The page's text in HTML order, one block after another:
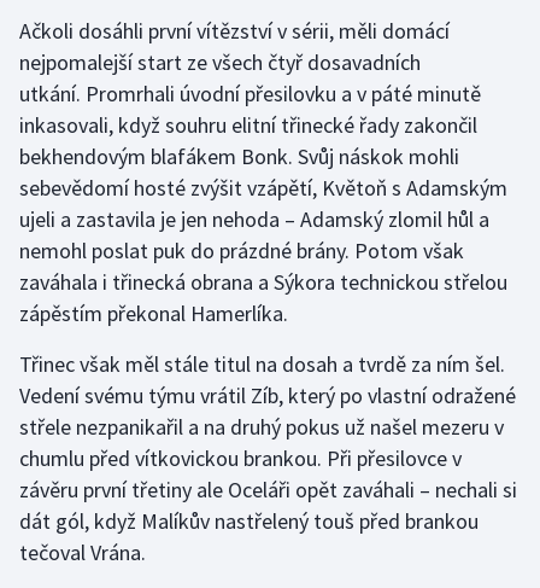
Jezdectví
Judo
Krasobruslení
Lezení
Lyže a snowboard
Moderní pětiboj
Motorsport
Olympijské hry
Parasport
Plavání
Ačkoli dosáhli první vítězství v sérii, měli domácí
nejpomalejší start ze všech čtyř dosavadních
utkání. Promrhali úvodní přesilovku a v páté minutě
inkasovali, když souhru elitní třinecké řady zakončil
bekhendovým blafákem Bonk. Svůj náskok mohli
sebevědomí hosté zvýšit vzápětí, Květoň s Adamským
ujeli a zastavila je jen nehoda – Adamský zlomil hůl a
nemohl poslat puk do prázdné brány. Potom však
zaváhala i třinecká obrana a Sýkora technickou střelou
zápěstím překonal Hamerlíka.
Třinec však měl stále titul na dosah a tvrdě za ním šel.
Vedení svému týmu vrátil Zíb, který po vlastní odražené
střele nezpanikařil a na druhý pokus už našel mezeru v
chumlu před vítkovickou brankou. Při přesilovce v
závěru první třetiny ale Oceláři opět zaváhali – nechali si
dát gól, když Malíkův nastřelený touš před brankou
tečoval Vrána.